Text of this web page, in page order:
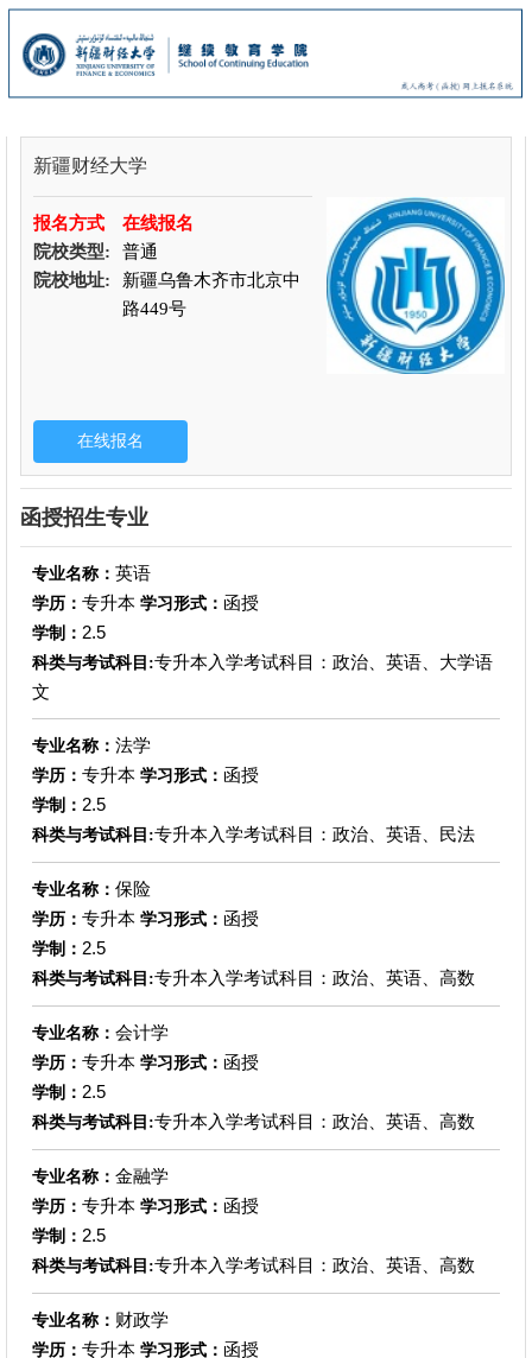
新疆财经大学
报名方式
在线报名
院校类型:
普通
院校地址:
新疆乌鲁木齐市北京中
路449号
函授招生专业
专业名称： 英语
学历： 专升本 学习形式： 函授
学制： 2.5
科类与考试科目:专升本入学考试科目：政治、英语、大学语
文
专业名称： 法学
学历： 专升本 学习形式： 函授
学制： 2.5
科类与考试科目:专升本入学考试科目：政治、英语、民法
专业名称： 保险
学历： 专升本 学习形式： 函授
学制： 2.5
科类与考试科目:专升本入学考试科目：政治、英语、高数
专业名称： 会计学
学历： 专升本 学习形式： 函授
学制： 2.5
科类与考试科目:专升本入学考试科目：政治、英语、高数
专业名称： 金融学
学历： 专升本 学习形式： 函授
学制： 2.5
科类与考试科目:专升本入学考试科目：政治、英语、高数
专业名称： 财政学
学历： 专升本 学习形式： 函授